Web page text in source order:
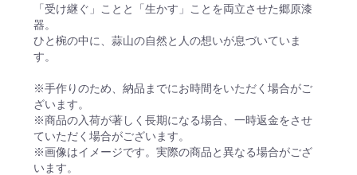
「受け継ぐ」ことと「生かす」ことを両立させた郷原漆
器。
ひと椀の中に、蒜山の自然と人の想いが息づいていま
す。
※手作りのため、納品までにお時間をいただく場合がご
ざいます。
※商品の入荷が著しく長期になる場合、一時返金をさせ
ていただく場合がございます。
※画像はイメージです。実際の商品と異なる場合がござ
います。